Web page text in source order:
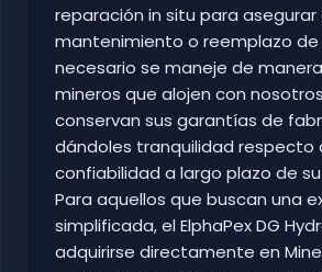
reparación in situ para
mantenimiento o reemplazo de
necesario se maneje de
mineros que alojen con
conservan sus garantías de
dándoles tranquilidad respecto
confiabilidad a largo plazo de
Para aquellos que buscan una
simplificada, el ElphaPex DG
adquirirse directamente en